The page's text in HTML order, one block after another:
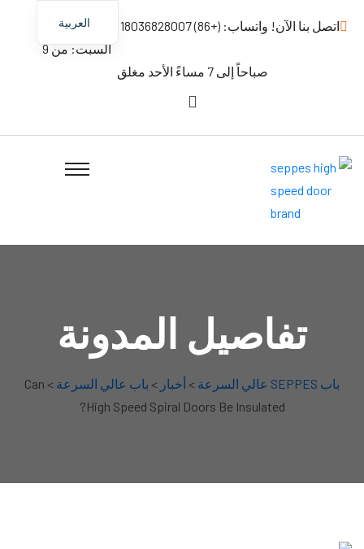
اتصل بنا الآن! واتساب: (+86) 18036828007
من الإثنين -
السبت: من 9
صباحاً إلى 7 مساءً الأحد مغلق
تفاصيل المدونة
باب SEPPES عالي السرعة > أخبار > باب عالي السرعة
> Can
High Speed Spiral Doors Be Insulated?
العربية